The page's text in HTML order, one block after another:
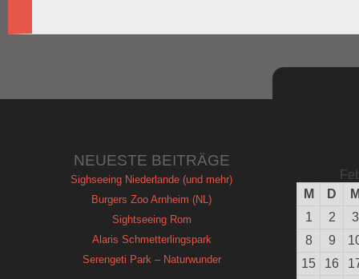
NEUESTE BEITRÄGE
Sighseeing Niederlande (und mehr)
Burgers Zoo Arnheim (NL)
Sightseeing Rom
Alaris Schmetterlingspark
Serengeti Park – Naturwunder
M
D
1
2
3
8
9
15
16